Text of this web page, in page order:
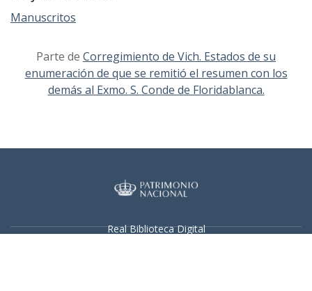
Manuscritos
Parte de Corregimiento de Vich. Estados de su
enumeración de que se remitió el resumen con los
demás al Exmo. S. Conde de Floridablanca.
Real Biblioteca Digital